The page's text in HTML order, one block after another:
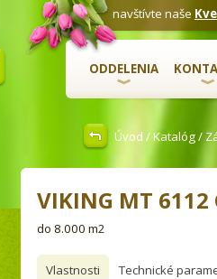
navštívte naše
ODDELENIA
Úvod / Katalóg/
VIKING MT 6112
do 8.000 m2
Vlastnosti Technické